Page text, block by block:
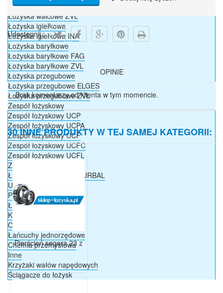
Łożyska walcowe FAG
Łożyska walcowe ZVL
Łożyska igiełkowe
Łożyska igiełkowe INA
Łożyska baryłkowe
Łożyska baryłkowe FAG
Łożyska baryłkowe ZVL
Łożyska przegubowe
Łożyska przegubowe ELGES
Łożyska przegubowe ZVL
Zespół łożyskowy
Zespół łożyskowy UCP
Zespół łożyskowy UCPA
Zespół łożyskowy UCF
Zespół łożyskowy UCFC
Zespół łożyskowy UCFL
Zespół łożyskowy UCT
Łożyska przegubowe DURBAL
Uszczelnienia
Pierścienie osadcze
Łańcuchy
Koła łańcuchowe
Ogniwa i półogniwa
Łańcuchy jednorzędowe
Chemia przemysłowa
Inne
Krzyżaki wałów napędowych
Ściągacze do łożysk
Udostępnij :
OPINIE
Brak komentarzy od klienta w tym momencie.
30 INNE PRODUKTY W TEJ SAMEJ KATEGORII:
Pierścień segera 23 z